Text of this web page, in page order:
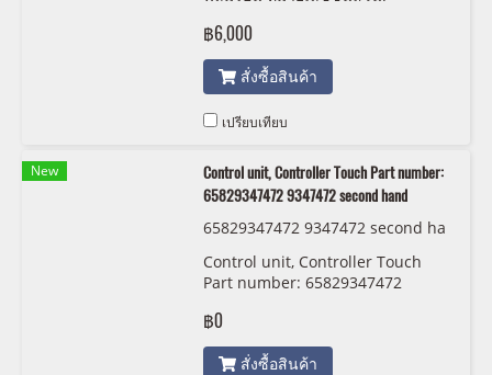
hand
฿6,000
สั่งซื้อสินค้า
เปรียบเทียบ
New
Control unit, Controller Touch Part number:
65829347472 9347472 second hand
65829347472 9347472 second ha
Control unit, Controller Touch
Part number: 65829347472
฿0
สั่งซื้อสินค้า